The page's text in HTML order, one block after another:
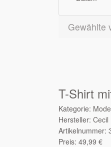
Gewählte
T-Shirt
Kategorie: Mode
Hersteller: Cecil
Artikelnummer:
Preis: 49,99 €